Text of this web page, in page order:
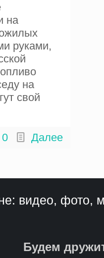
на
руками,
на
свой
0 Далее
видео, фото,
Будем